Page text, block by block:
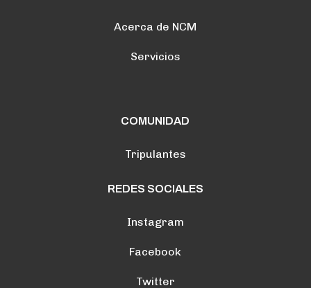
Acerca de NCM
Servicios
COMUNIDAD
Tripulantes
REDES SOCIALES
Instagram
Facebook
Twitter